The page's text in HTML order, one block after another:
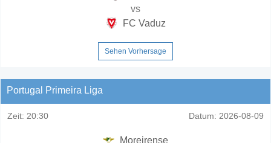
vs
FC Vaduz
Sehen Vorhersage
Portugal Primeira Liga
Zeit: 20:30 Datum: 2026-08-09
Moreirense